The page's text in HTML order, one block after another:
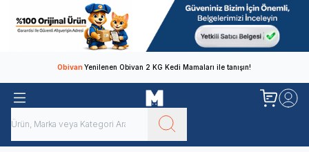
ObivanYenilenen Obivan 2 KG Kedi Mamaları ile tanışın!